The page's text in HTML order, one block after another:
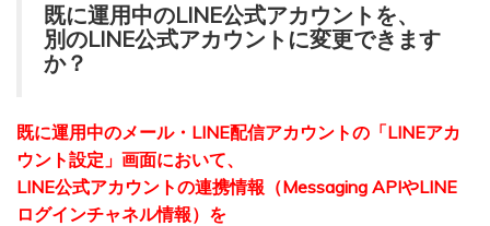
既に運用中のLINE公式アカウントを、
別のLINE公式アカウントに変更できます
か？
既に運用中のメール・LINE配信アカウントの「LINEアカ
ウント設定」画面において、
LINE公式アカウントの連携情報（Messaging APIやLINE
ログインチャネル情報）を